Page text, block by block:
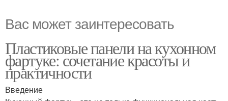
Вас может заинтересовать
Пластиковые панели на кухонном
фартуке: сочетание красоты и
практичности
Введение